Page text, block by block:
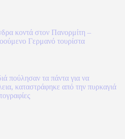
κοντά στον Πανορμίτη –
Γερμανό τουρίστα
πούλησαν τα πάντα για να
καταστράφηκε από την πυρκαγιά